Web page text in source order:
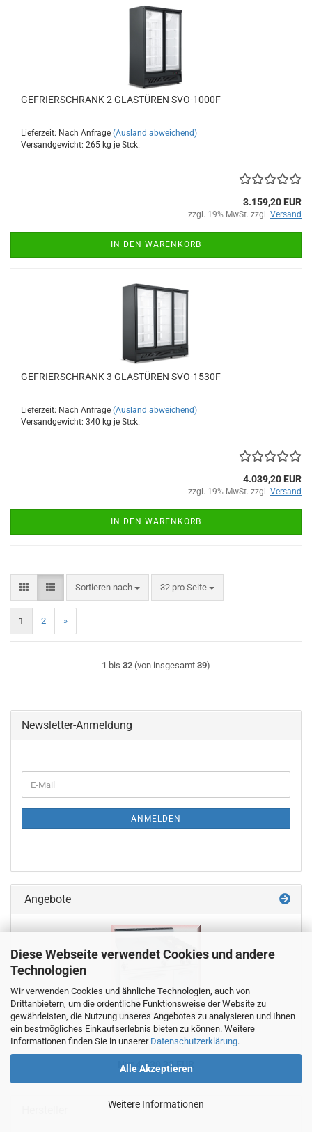
Diese Webseite verwendet Cookies und andere
Technologien
Wir verwenden Cookies und ähnliche Technologien, auch von
Drittanbietern, um die ordentliche Funktionsweise der Website zu
gewährleisten, die Nutzung unseres Angebotes zu analysieren und Ihnen
ein bestmögliches Einkaufserlebnis bieten zu können. Weitere
Informationen finden Sie in unserer Datenschutzerklärung.
Alle Akzeptieren
Weitere Informationen
GEFRIERSCHRANK 2 GLASTÜREN SVO-1000F
Lieferzeit: Nach Anfrage (Ausland abweichend)
Versandgewicht: 265 kg je Stck.
3.159,20 EUR
zzgl. 19% MwSt. zzgl. Versand
IN DEN WARENKORB
GEFRIERSCHRANK 3 GLASTÜREN SVO-1530F
Lieferzeit: Nach Anfrage (Ausland abweichend)
Versandgewicht: 340 kg je Stck.
4.039,20 EUR
zzgl. 19% MwSt. zzgl. Versand
IN DEN WARENKORB
Sortieren nach
Sortieren nach 32 pro Seite
pro Seite
1 2 »
1 bis 32 (von insgesamt 39)
Newsletter-Anmeldung
ZUR
E-
Mail
ANMELDEN
Angebote
Nur 4.530,33 EUR